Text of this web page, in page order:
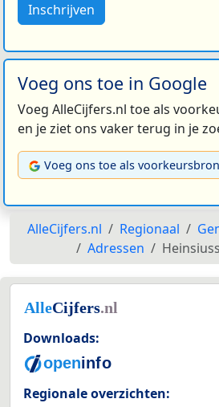
Inschrijven
Voeg ons toe in Google
Voeg AlleCijfers.nl toe als
en je ziet ons vaker terug in je
Voeg ons toe als voorkeursbron
AlleCijfers.nl Regionaal
Adressen
Downloads:
Regionale overzichten: